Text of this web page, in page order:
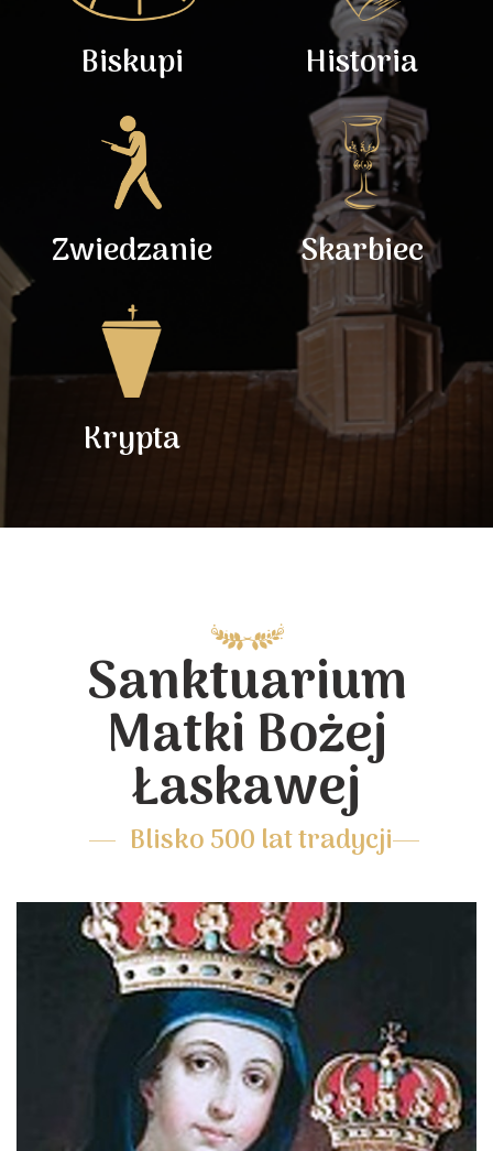
Biskupi Historia
Zwiedzanie Skarbiec
Krypta
Sanktuarium
Matki Bożej
Łaskawej
Blisko 500 lat tradycji